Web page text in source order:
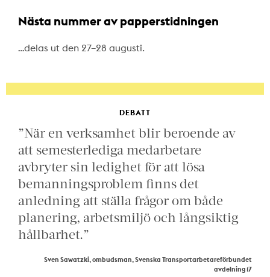
Nästa nummer av papperstidningen
…delas ut den 27–28 augusti.
DEBATT
”När en verksamhet blir beroende av
att semesterlediga medarbetare
avbryter sin ledighet för att lösa
bemanningsproblem finns det
anledning att ställa frågor om både
planering, arbetsmiljö och långsiktig
hållbarhet.”
Sven Sawatzki, ombudsman, Svenska Transportarbetareförbundet
avdelning 17